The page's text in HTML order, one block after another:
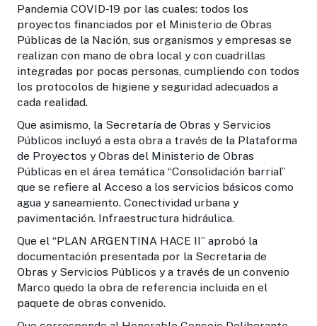
Pandemia COVID-19 por las cuales: todos los
proyectos financiados por el Ministerio de Obras
Públicas de la Nación, sus organismos y empresas se
realizan con mano de obra local y con cuadrillas
integradas por pocas personas, cumpliendo con todos
los protocolos de higiene y seguridad adecuados a
cada realidad.
Que asimismo, la Secretaría de Obras y Servicios
Públicos incluyó a esta obra a través de la Plataforma
de Proyectos y Obras del Ministerio de Obras
Públicas en el área temática “Consolidación barrial”
que se refiere al Acceso a los servicios básicos como
agua y saneamiento. Conectividad urbana y
pavimentación. Infraestructura hidráulica.
Que el “PLAN ARGENTINA HACE II” aprobó la
documentación presentada por la Secretaria de
Obras y Servicios Públicos y a través de un convenio
Marco quedo la obra de referencia incluida en el
paquete de obras convenido.